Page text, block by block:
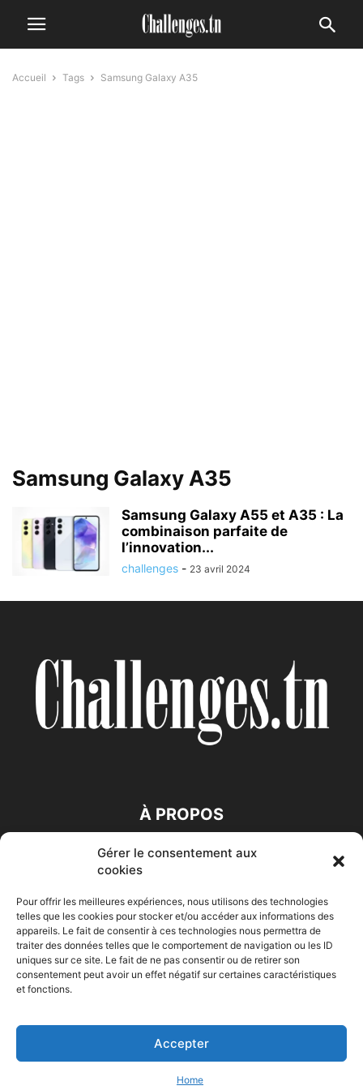
Gérer le consentement aux
cookies
Pour offrir les meilleures expériences, nous utilisons des technologies
telles que les cookies pour stocker et/ou accéder aux informations des
appareils. Le fait de consentir à ces technologies nous permettra de
traiter des données telles que le comportement de navigation ou les ID
uniques sur ce site. Le fait de ne pas consentir ou de retirer son
consentement peut avoir un effet négatif sur certaines caractéristiques
et fonctions.
Accepter
Home
Accueil Tags Samsung Galaxy A35
Samsung Galaxy A35
Samsung Galaxy A55 et A35 : La
combinaison parfaite de
l’innovation...
challenges - 23 avril 2024
À PROPOS
SUIVEZ NOUS
Accueil Economie Entreprises Entrepreneur Afrique
HIGH-TECH Auto-Moto
© Challenges.tn By AAKOM.DIGITAL